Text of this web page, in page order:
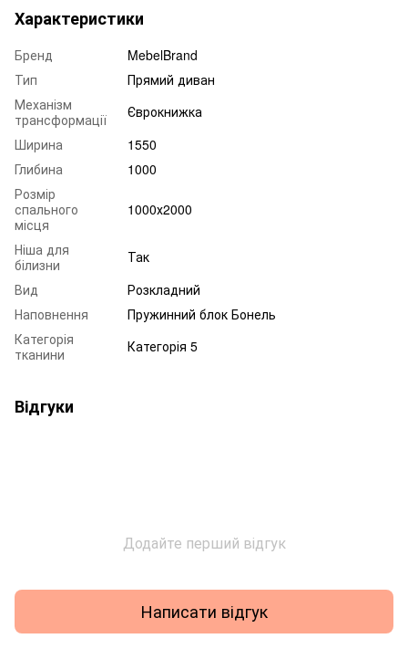
Характеристики
Бренд
MebelBrand
Тип
Прямий диван
Механізм
трансформації
Єврокнижка
Ширина
1550
Глибина
1000
Розмір
спального
місця
1000х2000
Ніша для
білизни
Так
Вид
Розкладний
Наповнення
Пружинний блок Бонель
Категорія
тканини
Категорія 5
Відгуки
Додайте перший відгук
Написати відгук